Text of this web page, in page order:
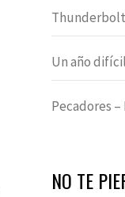
Un año
Pecadores –
NO TE